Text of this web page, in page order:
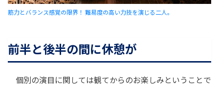
筋力とバランス感覚の限界！ 難易度の高い力技を演じる二人。
前半と後半の間に休憩が
個別の演目に関しては観てからのお楽しみということで